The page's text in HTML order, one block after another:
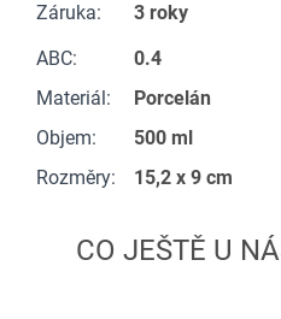
Záruka:
3 roky
ABC:
0.4
Materiál :
Porcelán
Objem:
500 ml
Rozměry: 15,2 x 9 cm